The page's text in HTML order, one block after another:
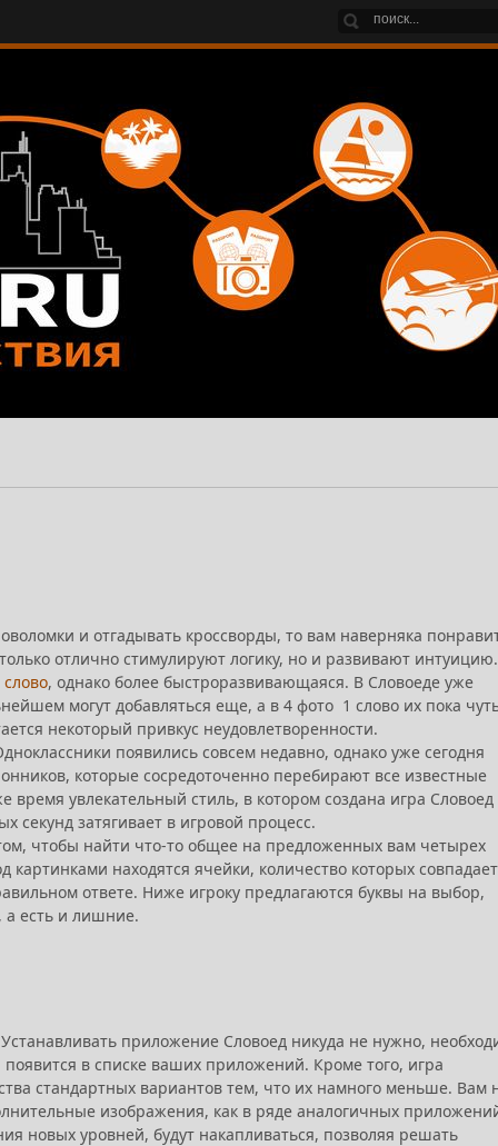
и отгадывать кроссворды, то вам наверняка
отлично стимулируют логику, но и развивают интуицию.
, однако более быстроразвивающаяся. В Словоеде уже
могут добавляться еще, а в 4 фото 1 слово их пока
некоторый привкус неудовлетворенности.
появились совсем недавно, однако уже сегодня
которые сосредоточенно перебирают все известные
увлекательный стиль, в котором создана игра Словоед
секунд затягивает в игровой процесс.
чтобы найти что-то общее на предложенных вам четырех
находятся ячейки, количество которых
ответе. Ниже игроку предлагаются буквы на выбор,
а есть и лишние.
приложение Словоед никуда не нужно,
появится в списке ваших приложений. Кроме того, игра
стандартных вариантов тем, что их намного меньше. Вам
изображения, как в ряде аналогичных
новых уровней, будут накапливаться, позволяя решать